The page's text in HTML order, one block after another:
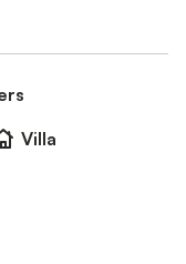
Villa